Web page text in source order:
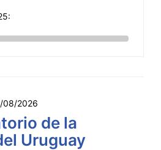
08/2026
de la
Uruguay